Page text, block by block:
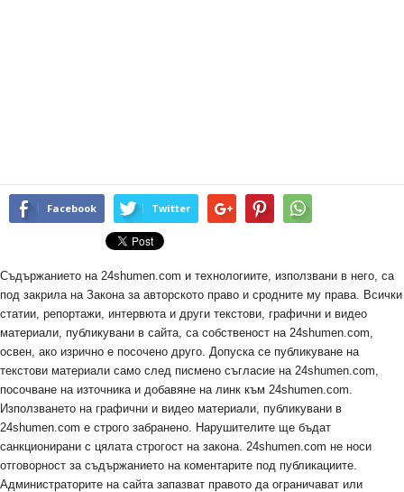
Facebook Twitter
Съдържанието на 24shumen.com и технологиите, използвани в него, са
под закрила на Закона за авторското право и сродните му права. Всички
статии, репортажи, интервюта и други текстови, графични и видео
материали, публикувани в сайта, са собственост на 24shumen.com,
освен, ако изрично е посочено друго. Допуска се публикуване на
текстови материали само след писмено съгласие на 24shumen.com,
посочване на източника и добавяне на линк към 24shumen.com.
Използването на графични и видео материали, публикувани в
24shumen.com е строго забранено. Нарушителите ще бъдат
санкционирани с цялата строгост на закона. 24shumen.com не носи
отговорност за съдържанието на коментарите под публикациите.
Администраторите на сайта запазват правото да ограничават или